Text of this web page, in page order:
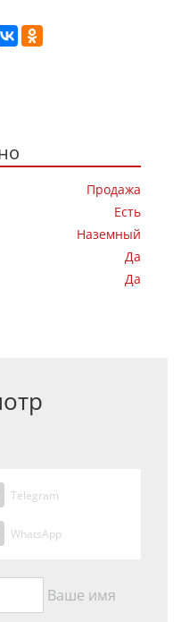
Продажа
Есть
Наземный
Да
Да
Telegram
WhatsApp
Ваше имя